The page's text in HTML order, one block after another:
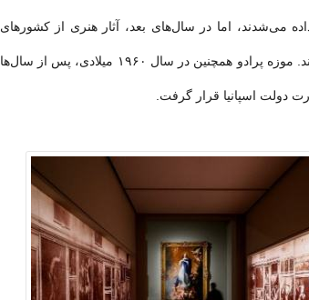
می‌شدند، اما در سال‌های بعد، آثار هنری از کشورهای
دیگر نیز به مجموعه اضافه شدند. موزه پرادو همچنین در سال ۱۹۶۰ میلادی، پس از سال‌ها
دولت اسپانیا قرار گرفت.